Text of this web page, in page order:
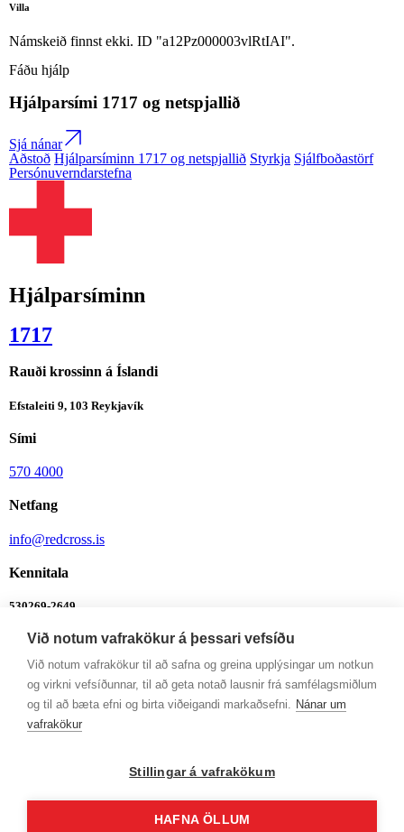
Villa
Námskeið finnst ekki. ID "a12Pz000003vlRtIAI".
Fáðu hjálp
Hjálparsími 1717 og netspjallið
Sjá nánar
Aðstoð Hjálparsíminn 1717 og netspjallið Styrkja Sjálfboðastörf
Persónuverndarstefna
Hjálparsíminn
1717
Rauði krossinn á Íslandi
Efstaleiti 9, 103 Reykjavík
Sími
570 4000
Netfang
info@redcross.is
Kennitala
530269-2649
Bankanúmer
0342-26-555
Ábendingalína
Mán-Fim: 9-12 og 13-16
Við notum vafrakökur á þessari vefsíðu
Við notum vafrakökur til að safna og greina upplýsingar um notkun
og virkni vefsíðunnar, til að geta notað lausnir frá samfélagsmiðlum
og til að bæta efni og birta viðeigandi markaðsefni. Nánar um
vafrakökur
Stillingar á vafrakökum
HAFNA ÖLLUM